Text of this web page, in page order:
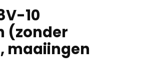
10
(zonder
maaiingen